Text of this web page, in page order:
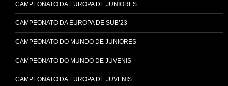
CAMPEONATO DA EUROPA DE JUNIORES
CAMPEONATO DA EUROPA DE SUB’23
CAMPEONATO DO MUNDO DE JUNIORES
CAMPEONATO DO MUNDO DE JUVENIS
CAMPEONATO DA EUROPA DE JUVENIS